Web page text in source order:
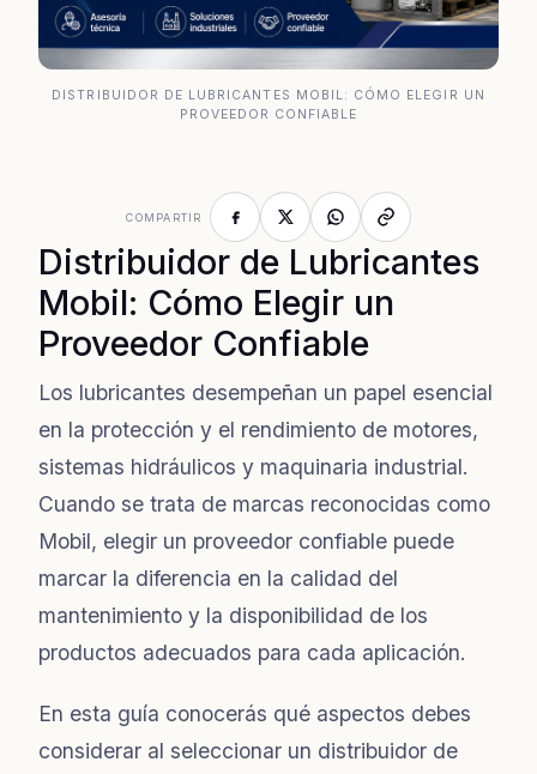
DISTRIBUIDOR DE LUBRICANTES MOBIL: CÓMO ELEGIR UN
PROVEEDOR CONFIABLE
COMPARTIR
Distribuidor de Lubricantes
Mobil: Cómo Elegir un
Proveedor Confiable
Los lubricantes desempeñan un papel esencial
en la protección y el rendimiento de motores,
sistemas hidráulicos y maquinaria industrial.
Cuando se trata de marcas reconocidas como
Mobil, elegir un proveedor confiable puede
marcar la diferencia en la calidad del
mantenimiento y la disponibilidad de los
productos adecuados para cada aplicación.
En esta guía conocerás qué aspectos debes
considerar al seleccionar un distribuidor de